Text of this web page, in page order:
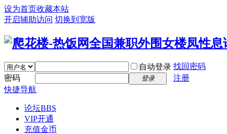
设为首页收藏本站
开启辅助访问 切换到宽版
自动登录 找回密码
密码
登录
注册
快捷导航
论坛BBS
VIP开通
充值金币